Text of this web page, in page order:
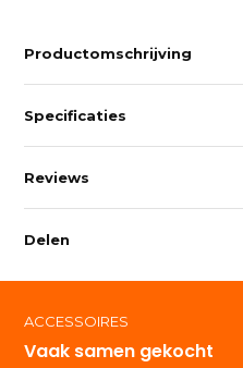
Productomschrijving
Specificaties
Reviews
Delen
ACCESSOIRES
Vaak samen gekocht